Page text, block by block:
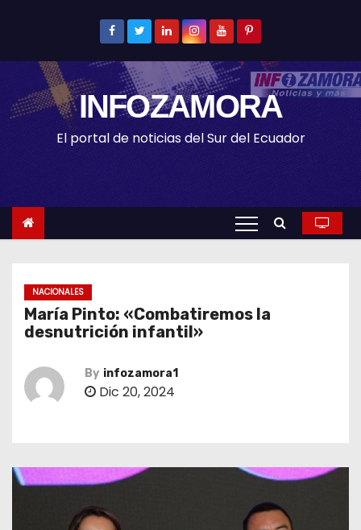
t
e
INFOZAMORA
El portal de noticias del Sur del Ecuador
NACIONALES
María Pinto: «Combatiremos la
desnutrición infantil»
By infozamora1
Dic 20, 2024